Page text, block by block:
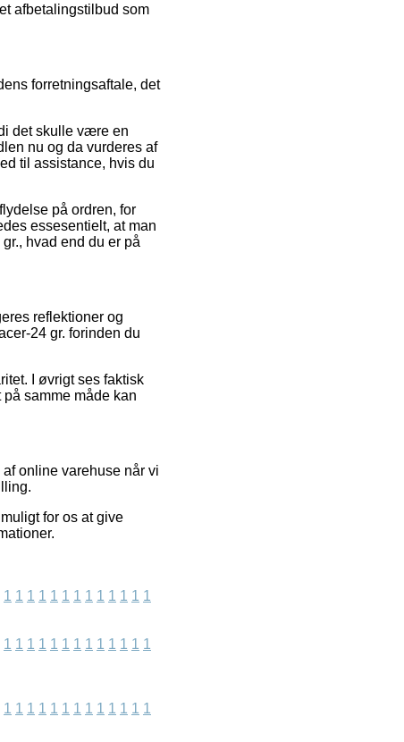
afbetalingstilbud som
forretningsaftale, det
det skulle være en
nu og da vurderes af
til assistance, hvis du
på ordren, for
essesentielt, at man
hvad end du er på
reflektioner og
24 gr. forinden du
I øvrigt ses faktisk
samme måde kan
online varehuse når vi
for os at give
1 1 1 1 1 1 1 1 1 1 1 1 1
1 1 1 1 1 1 1 1 1 1 1 1 1
1 1 1 1 1 1 1 1 1 1 1 1 1